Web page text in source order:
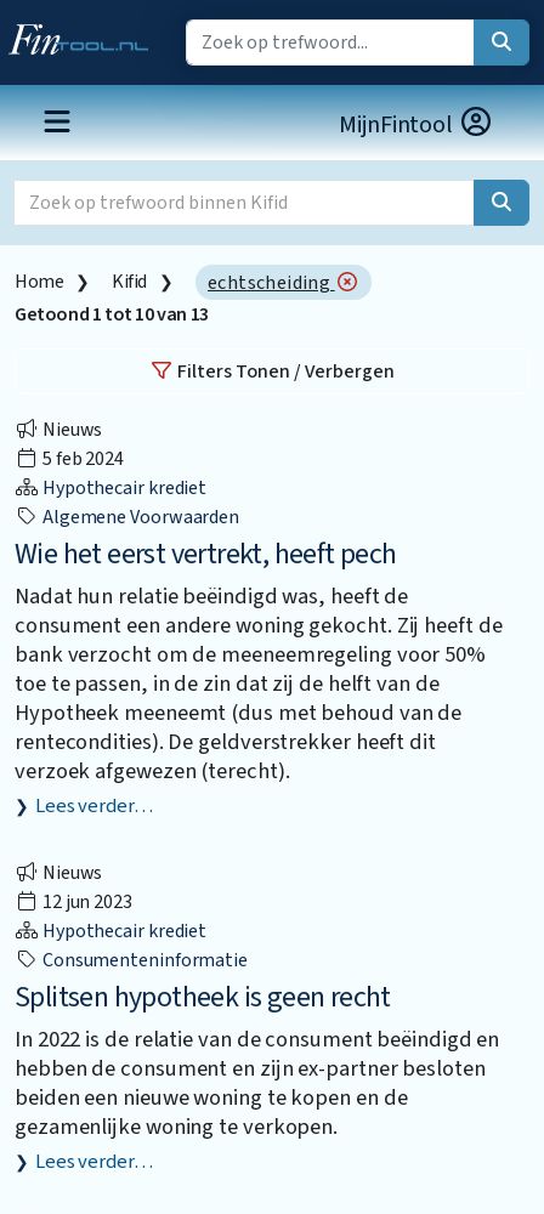
MijnFintool
Home Kifid
echtscheiding
Getoond1tot10van 13
Filters Tonen / Verbergen
Nieuws
5 feb 2024
Hypothecair krediet
Algemene Voorwaarden
Wie het eerst vertrekt, heeft pech
Nadat hun relatie beëindigd was, heeft de
consument een andere woning gekocht. Zij heeft de
bank verzocht om de meeneemregeling voor 50%
toe te passen, in de zin dat zij de helft van de
Hypotheek meeneemt (dus met behoud van de
rentecondities). De geldverstrekker heeft dit
verzoek afgewezen (terecht).
Lees verder…
Nieuws
12 jun 2023
Hypothecair krediet
Consumenteninformatie
Splitsen hypotheek is geen recht
In 2022 is de relatie van de consument beëindigd en
hebben de consument en zijn ex-partner besloten
beiden een nieuwe woning te kopen en de
gezamenlijke woning te verkopen.
Lees verder…